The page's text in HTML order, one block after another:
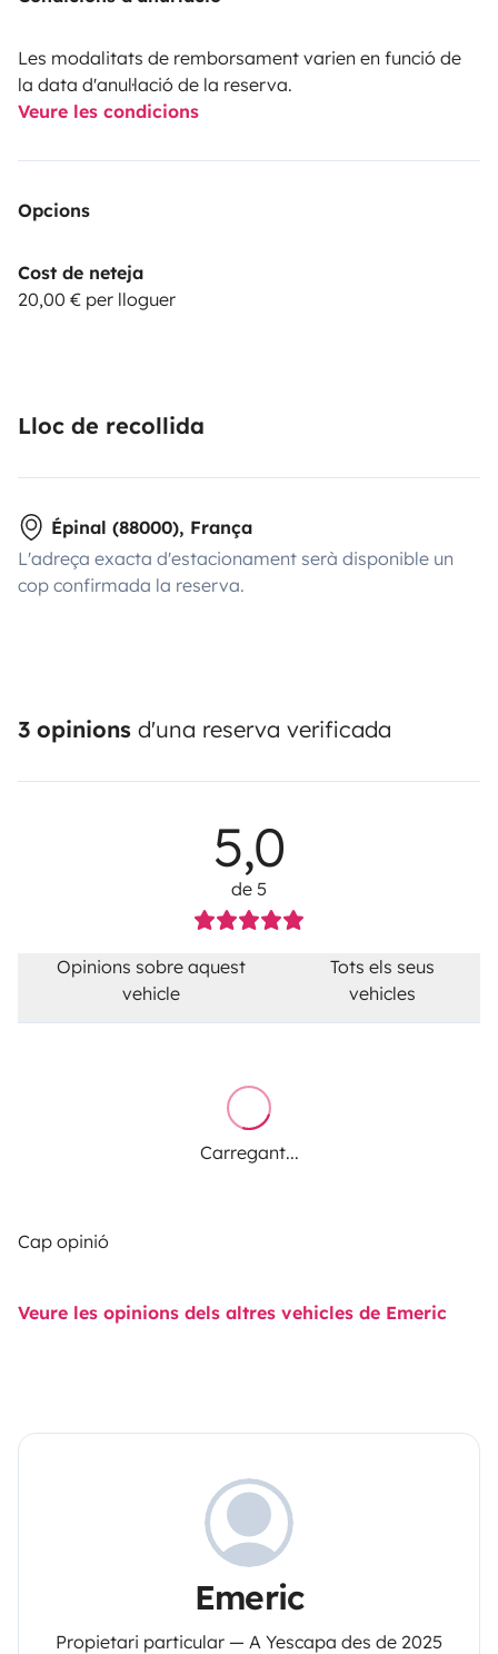
Les modalitats de remborsament varien en funció de
la data d'anul·lació de la reserva.
Veure les condicions
Opcions
Cost de neteja
20,00 € per lloguer
Lloc de recollida
Épinal (88000), França
L'adreça exacta d'estacionament serà disponible un
cop confirmada la reserva.
3 opinions d'una reserva verificada
5,0
de 5
Opinions sobre aquest
vehicle
Tots els seus
vehicles
Carregant...
Cap opinió
Veure les opinions dels altres vehicles de Emeric
Emeric
Propietari particular — A Yescapa des de 2025